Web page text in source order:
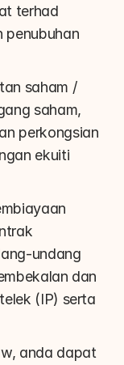
terhad
penubuhan
saham /
saham,
perkongsian
ekuiti
undang
dan
(IP) serta